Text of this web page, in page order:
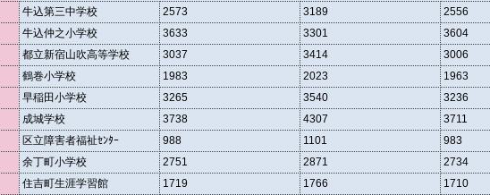
牛込第三中学校 2573 3189 2556
牛込仲之小学校 3633 3301 3604
都立新宿山吹高等学校 3037 3414 3006
鶴巻小学校 1983 2023 1963
早稲田小学校 3265 3540 3236
成城学校 3738 4307 3711
区立障害者福祉ｾﾝﾀｰ 988 1101 983
余丁町小学校 2751 2871 2734
住吉町生涯学習館 1719 1766 1710